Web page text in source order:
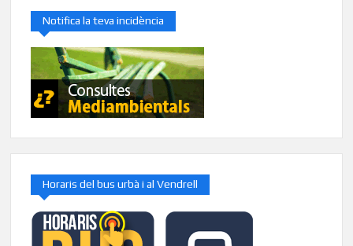
Notifica la teva incidència
Horaris del bus urbà i al Vendrell